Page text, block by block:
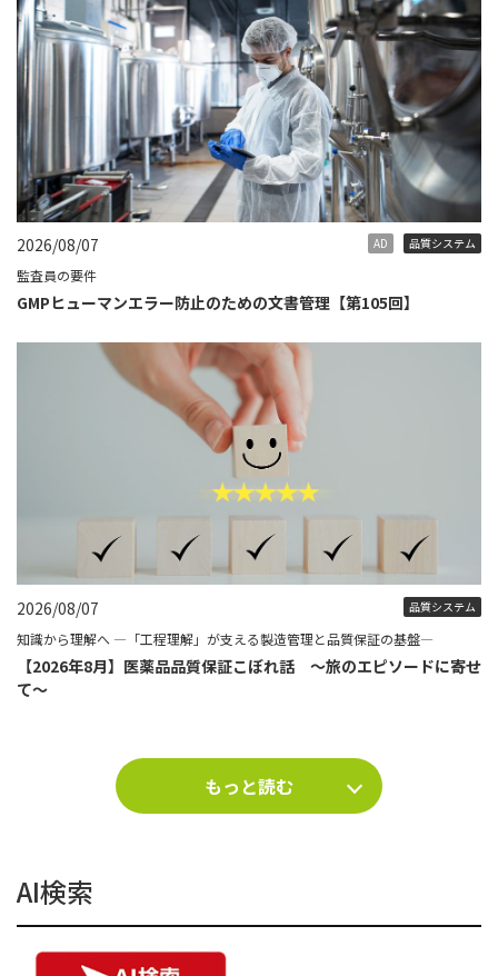
2026/08/07 AD 品質システム
監査員の要件
GMPヒューマンエラー防止のための文書管理【第105回】
2026/08/07 品質システム
知識から理解へ ―「工程理解」が支える製造管理と品質保証の基盤―
【2026年8月】医薬品品質保証こぼれ話 ～旅のエピソードに寄せ
て～
もっと読む
AI検索